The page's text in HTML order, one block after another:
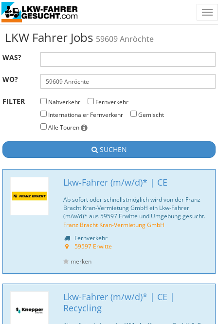
LKW Fahrer Jobs 59609 Anröchte
WAS?
WO?
FILTER Nahverkehr
Fernverkehr
Internationaler Fernverkehr
Gemischt
Alle Touren
SUCHEN
Lkw-Fahrer (m/w/d)* | CE
Ab sofort oder schnellstmöglich wird von der Franz
Bracht Kran-Vermietung GmbH ein Lkw-Fahrer
(m/w/d)* aus 59597 Erwitte und Umgebung gesucht.
Franz Bracht Kran-Vermietung GmbH
Fernverkehr
59597 Erwitte
merken
Lkw-Fahrer (m/w/d)* | CE |
Recycling